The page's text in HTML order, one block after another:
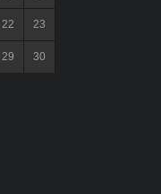
22 23
29 30